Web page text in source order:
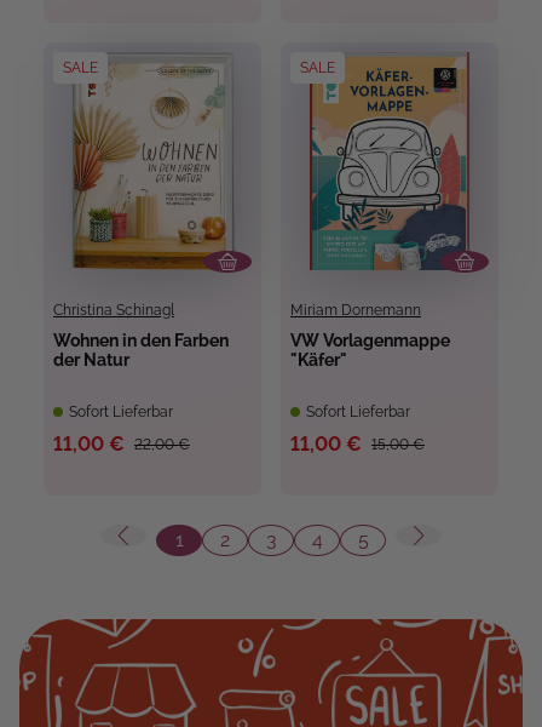
SALE
Christina Schinagl
Wohnen in den Farben
der Natur
Sofort Lieferbar
22,00 €
11,00 €
SALE
Miriam Dornemann
VW Vorlagenmappe
"Käfer"
Sofort Lieferbar
15,00 €
11,00 €
Seite
1
Seite
2
Seite
3
Seite
4
Seite
5